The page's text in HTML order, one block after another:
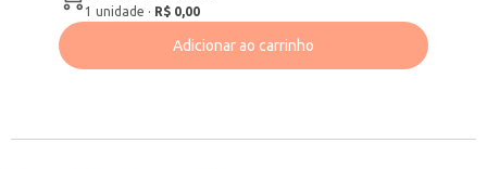
1 unidade · R$ 0,00
Adicionar ao carrinho